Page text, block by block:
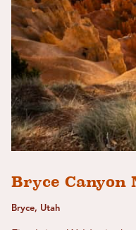
Bryce
Bryce, Utah